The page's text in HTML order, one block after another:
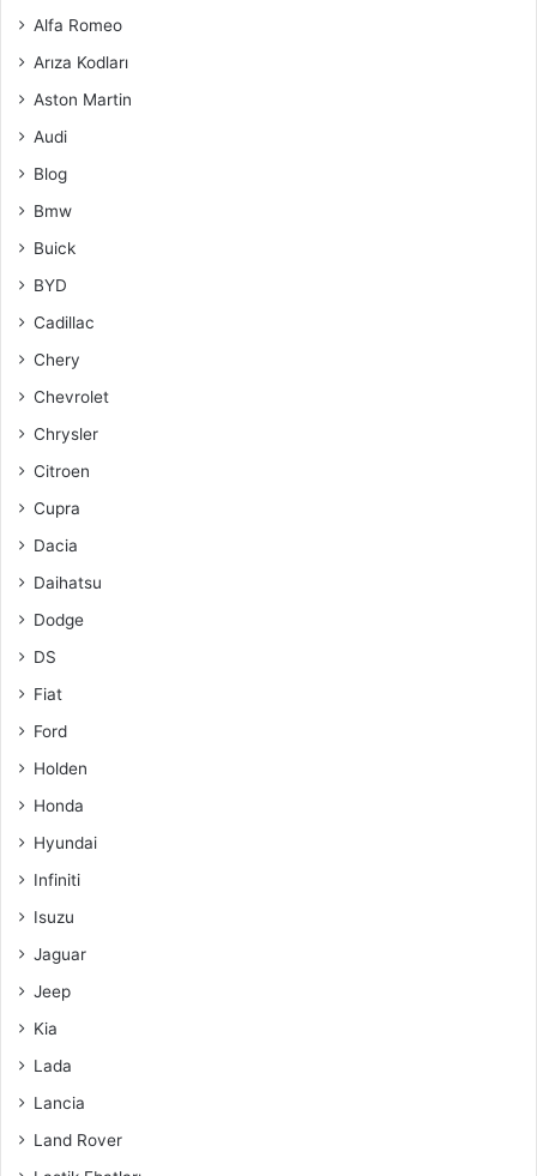
Alfa Romeo
Arıza Kodları
Aston Martin
Audi
Blog
Bmw
Buick
BYD
Cadillac
Chery
Chevrolet
Chrysler
Citroen
Cupra
Dacia
Daihatsu
Dodge
DS
Fiat
Ford
Holden
Honda
Hyundai
Infiniti
Isuzu
Jaguar
Jeep
Kia
Lada
Lancia
Land Rover